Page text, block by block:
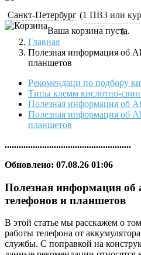
Санкт-Петербург (1 ПВЗ или
Ваша корзина пуста.
Главная
Полезная информация об
планшетов
Рекомендаци по подбору
Типы клемм кислотно-
Полезная информация об
Полезная информация об
планшетов
......................................................
Обновлено: 07.08.26 01:06
Полезная информация об
телефонов и планшетов
В этой статье мы расскажем о
работы телефона от
службы. С поправкой на